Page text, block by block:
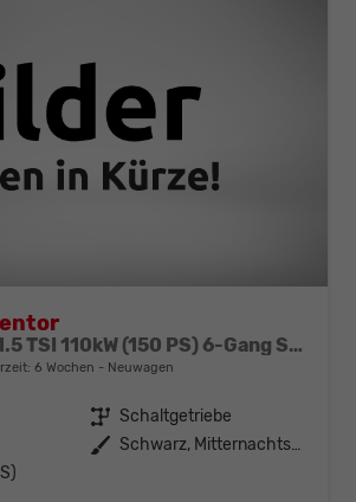
Basis (Basis) 1.5 TSI 110kW (150 PS) 6-Gang Schaltgetriebe
6 Wochen Neuwagen
Getriebe Schaltgetriebe
Außenfarbe
Schwarz, Mitternachtsschwarz (0E)